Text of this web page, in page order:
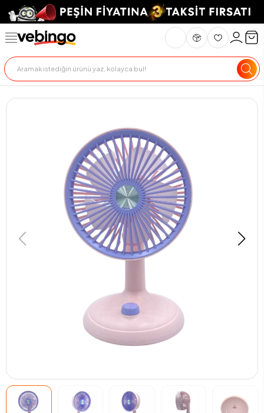
Genel Bakış Ürün Açıklaması Teknik Özellikler Teslimat Ve İade